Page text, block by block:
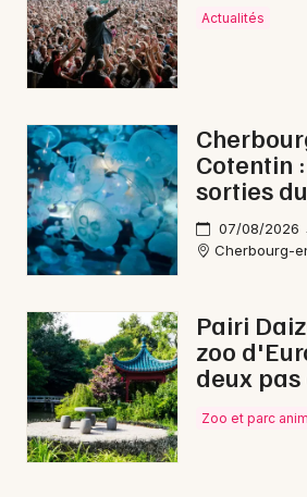
Newsletter des sorties
Artistes en tournée
Actus à Avranches
Magazine à Avranches
Choisir mes départements
Actualités
Cotentin
sorties
07/08/2026
Cherbourg-
Pairi
zoo
deux
Zoo et parc